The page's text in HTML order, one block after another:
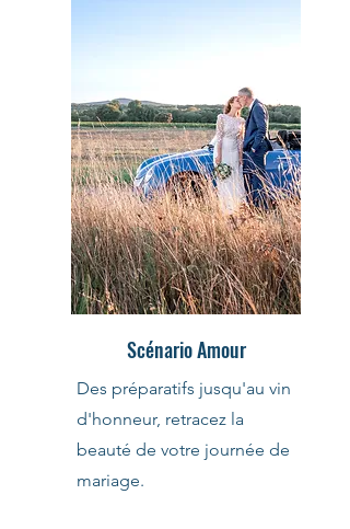
Scénario Amour
Des préparatifs jusqu'au vin
d'honneur, retracez la
beauté de votre journée de
mariage.